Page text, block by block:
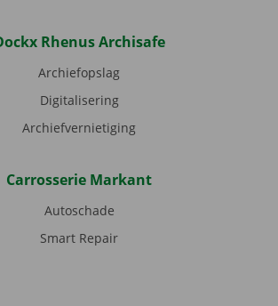
Rhenus Archisafe
Archiefopslag
Digitalisering
Archiefvernietiging
Carrosserie Markant
Autoschade
Smart Repair